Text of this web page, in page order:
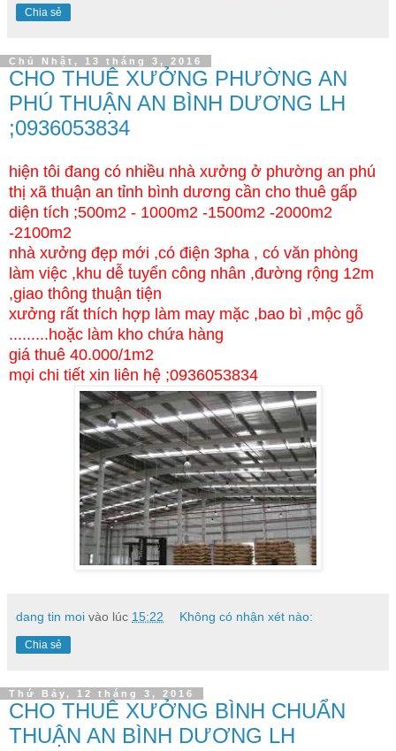
Chia sẻ
Chủ Nhật, 13 tháng 3, 2016
CHO THUÊ XƯỞNG PHƯỜNG AN
PHÚ THUẬN AN BÌNH DƯƠNG LH
;0936053834
hiện tôi đang có nhiều nhà xưởng ở phường an phú
thị xã thuận an tỉnh bình dương cần cho thuê gấp
diện tích ;500m2 - 1000m2 -1500m2 -2000m2
-2100m2
nhà xưởng đẹp mới ,có điện 3pha , có văn phòng
làm việc ,khu dễ tuyển công nhân ,đường rộng 12m
,giao thông thuận tiện
xưởng rất thích hợp làm may mặc ,bao bì ,mộc gỗ
.........hoặc làm kho chứa hàng
giá thuê 40.000/1m2
mọi chi tiết xin liên hệ ;0936053834
dang tin moi vào lúc 15:22 Không có nhận xét nào:
Chia sẻ
Thứ Bảy, 12 tháng 3, 2016
CHO THUÊ XƯỞNG BÌNH CHUẨN
THUẬN AN BÌNH DƯƠNG LH